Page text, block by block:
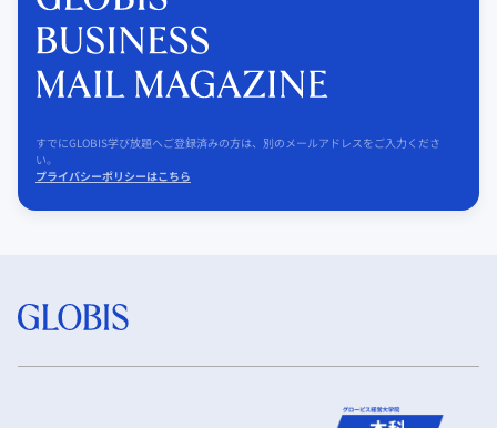
すでにGLOBIS学び放題へご登録済みの方は、別のメールアドレスをご入力くださ
い。
プライバシーポリシーはこちら